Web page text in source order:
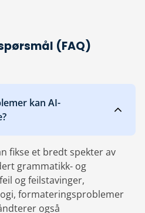
(FAQ)
kan AI-
fikse et bredt spekter av
grammatikk- og
og feilstavinger,
formateringsproblemer
også